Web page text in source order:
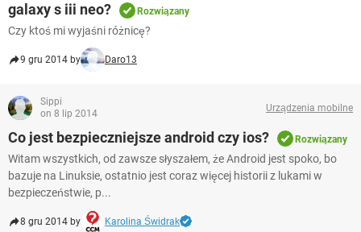
galaxy s iii neo?
Rozwiązany
Czy ktoś mi wyjaśni różnicę?
9 gru 2014 by Daro13
Sippi
on 8 lip 2014
Urządzenia mobilne
Co jest bezpieczniejsze android czy ios? Rozwiązany
Witam wszystkich, od zawsze słyszałem, że Android jest spoko, bo
bazuje na Linuksie, ostatnio jest coraz więcej historii z lukami w
bezpieczeństwie, p...
8 gru 2014 by Karolina Świdrak